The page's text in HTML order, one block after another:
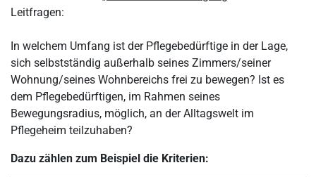
Leitfragen:
In welchem Umfang ist der Pflegebedürftige in der Lage,
sich selbstständig außerhalb seines Zimmers/seiner
Wohnung/seines Wohnbereichs frei zu bewegen? Ist es
dem Pflegebedürftigen, im Rahmen seines
Bewegungsradius, möglich, an der Alltagswelt im
Pflegeheim teilzuhaben?
Dazu zählen zum Beispiel die Kriterien: